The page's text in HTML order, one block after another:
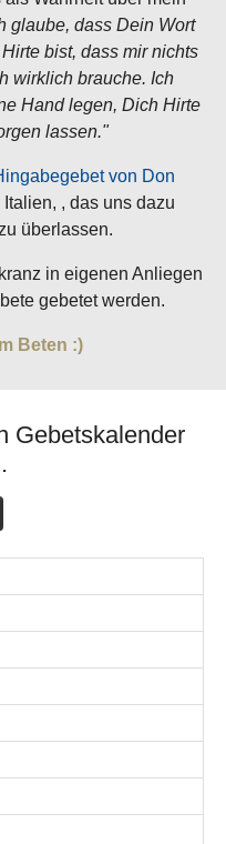
glaube, dass Dein Wort
bist, dass mir nichts
wirklich brauche. Ich
Hand legen, Dich Hirte
lassen."
von Don
, das uns dazu
überlassen.
in eigenen Anliegen
gebetet werden.
Beten :)
Gebetskalender